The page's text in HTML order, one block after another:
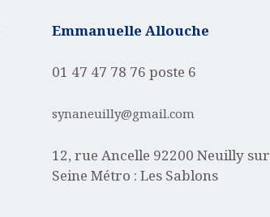
Emmanuelle Allouche
01 47 47 78 76 poste 6
synaneuilly@gmail.com
12, rue Ancelle 92200 Neuilly sur
SeineMétro : Les Sablons